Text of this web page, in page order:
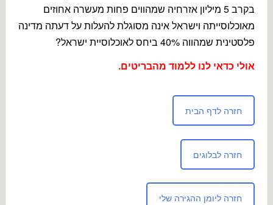
בקרב 5 מיליון אזרחיה שמהווים פחות מעשרה אחוזים
מאוכלוסייתה וישראל אינה מסוגלת להעלות על דעתה מדינה
פלסטינית שמהווה 40% ביחס לאוכלוסיית ישראל?
אולי כדאי לנו ללמוד מהבריטים.
חזרה לדף הבית
חזרה לבלוגים
חזרה ליומן ההגירה שלי